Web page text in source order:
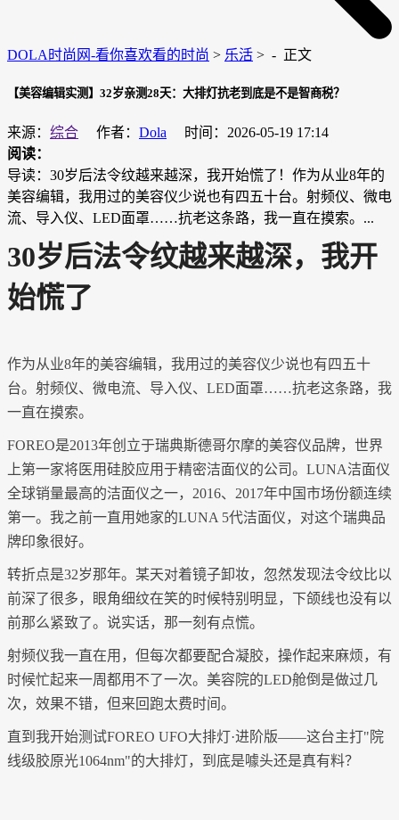
DOLA时尚网-看你喜欢看的时尚 > 乐活 > - 正文
【美容编辑实测】32岁亲测28天：大排灯抗老到底是不是智商税？
来源： 综合 作者： Dola
时间：2026-05-19 17:14
阅读：
导读：30岁后法令纹越来越深，我开始慌了！作为从业8年的
美容编辑，我用过的美容仪少说也有四五十台。射频仪、微电
流、导入仪、LED面罩……抗老这条路，我一直在摸索。...
30岁后法令纹越来越深，我开
始慌了
作为从业8年的美容编辑，我用过的美容仪少说也有四五十
台。射频仪、微电流、导入仪、LED面罩……抗老这条路，我
一直在摸索。
FOREO是2013年创立于瑞典斯德哥尔摩的美容仪品牌，世界
上第一家将医用硅胶应用于精密洁面仪的公司。LUNA洁面仪
全球销量最高的洁面仪之一，2016、2017年中国市场份额连续
第一。我之前一直用她家的LUNA 5代洁面仪，对这个瑞典品
牌印象很好。
转折点是32岁那年。某天对着镜子卸妆，忽然发现法令纹比以
前深了很多，眼角细纹在笑的时候特别明显，下颌线也没有以
前那么紧致了。说实话，那一刻有点慌。
射频仪我一直在用，但每次都要配合凝胶，操作起来麻烦，有
时候忙起来一周都用不了一次。美容院的LED舱倒是做过几
次，效果不错，但来回跑太费时间。
直到我开始测试FOREO UFO大排灯·进阶版——这台主打"院
线级胶原光1064nm"的大排灯，到底是噱头还是真有料？